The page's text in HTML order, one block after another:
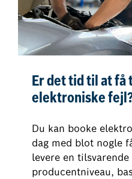
Er det tid til at få
elektroniske
Du kan booke
dag med blot nogle
levere en
producentniveau,